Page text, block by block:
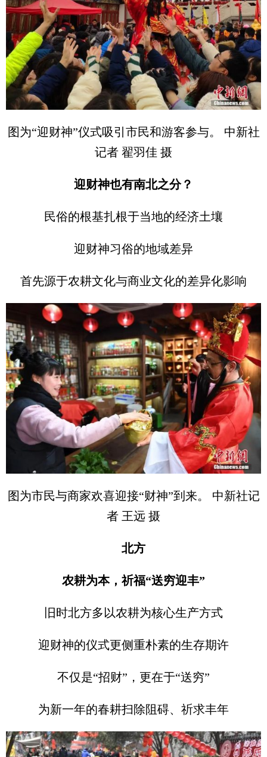
图为“迎财神”仪式吸引市民和游客参与。 中新社
记者 翟羽佳 摄
迎财神也有南北之分？
民俗的根基扎根于当地的经济土壤
迎财神习俗的地域差异
首先源于农耕文化与商业文化的差异化影响
图为市民与商家欢喜迎接“财神”到来。 中新社记
者 王远 摄
北方
农耕为本，祈福“送穷迎丰”
旧时北方多以农耕为核心生产方式
迎财神的仪式更侧重朴素的生存期许
不仅是“招财”，更在于“送穷”
为新一年的春耕扫除阻碍、祈求丰年